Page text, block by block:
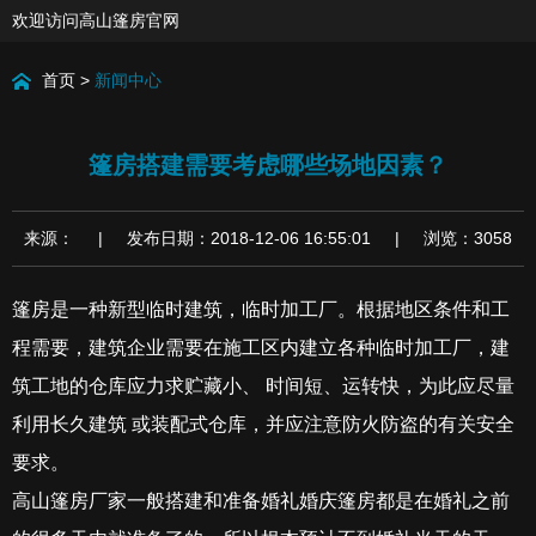
欢迎访问高山篷房官网
首页 > 新闻中心
篷房搭建需要考虑哪些场地因素？
来源： | 发布日期：2018-12-06 16:55:01 | 浏览：3058
篷房是一种新型临时建筑，临时加工厂。根据地区条件和工
程需要，建筑企业需要在施工区内建立各种临时加工厂，建
筑工地的仓库应力求贮藏小、 时间短、运转快，为此应尽量
利用长久建筑 或装配式仓库，并应注意防火防盗的有关安全
要求。
高山篷房厂家一般搭建和准备婚礼婚庆篷房都是在婚礼之前